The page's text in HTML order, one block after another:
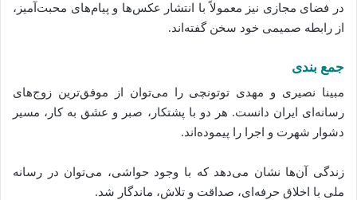
در فضای مجازی نیز معمولاً با انتشار عکس‌ها و پیام‌های محبت‌آمیز،
از رابطه صمیمی خود سخن گفته‌اند.
جمع‌ بندی
مبینا نصیری و مهدی توتونچی را می‌توان از موفق‌ترین زوج‌های
رسانه‌ای ایران دانست. هر دو با پشتکار، صبر و عشق به کار، مسیر
دشوار شهرت و اجرا را پیموده‌اند.
زندگی آن‌ها نشان می‌دهد که با وجود حواشی، می‌توان در رسانه
ملی با اخلاق حرفه‌ای، صداقت و تلاش، ماندگار شد.